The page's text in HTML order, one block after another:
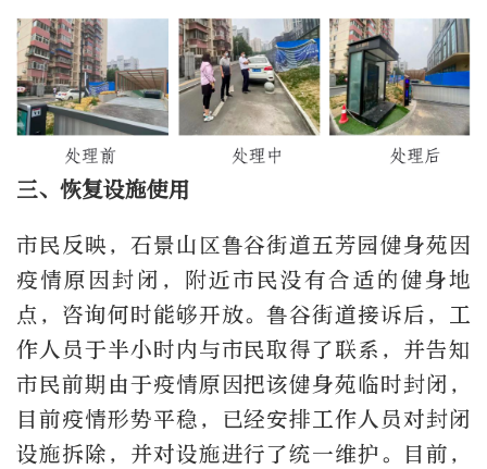
三、恢复设施使用
市民反映，石景山区鲁谷街道五芳园健身苑因
疫情原因封闭，附近市民没有合适的健身地
点，咨询何时能够开放。鲁谷街道接诉后，工
作人员于半小时内与市民取得了联系，并告知
市民前期由于疫情原因把该健身苑临时封闭，
目前疫情形势平稳，已经安排工作人员对封闭
设施拆除，并对设施进行了统一维护。目前，